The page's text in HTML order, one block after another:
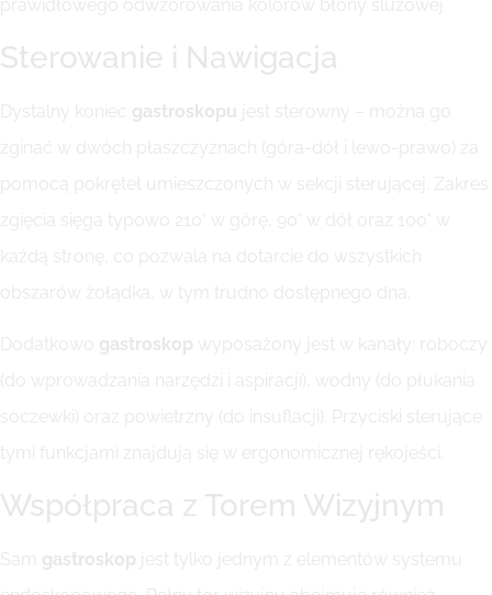
prawidłowego odwzorowania kolorów błony śluzowej.
Sterowanie i Nawigacja
Dystalny koniec gastroskopu jest sterowny – można go
zginać w dwóch płaszczyznach (góra-dół i lewo-prawo) za
pomocą pokręteł umieszczonych w sekcji sterującej. Zakres
zgięcia sięga typowo 210° w górę, 90° w dół oraz 100° w
każdą stronę, co pozwala na dotarcie do wszystkich
obszarów żołądka, w tym trudno dostępnego dna.
Dodatkowo gastroskop wyposażony jest w kanały: roboczy
(do wprowadzania narzędzi i aspiracji), wodny (do płukania
soczewki) oraz powietrzny (do insuflacji). Przyciski sterujące
tymi funkcjami znajdują się w ergonomicznej rękojeści.
Współpraca z Torem Wizyjnym
Sam gastroskop jest tylko jednym z elementów systemu